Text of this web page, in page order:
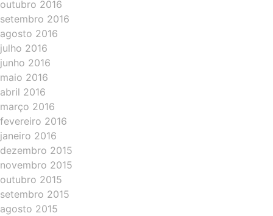
outubro 2016
setembro 2016
agosto 2016
julho 2016
junho 2016
maio 2016
abril 2016
março 2016
fevereiro 2016
janeiro 2016
dezembro 2015
novembro 2015
outubro 2015
setembro 2015
agosto 2015